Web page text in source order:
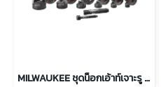
MILWAUKEE ชุดน็อกเอ้าท์เจาะรู 1/2 - 2 นิ้ว รุ่น 49-16-2693